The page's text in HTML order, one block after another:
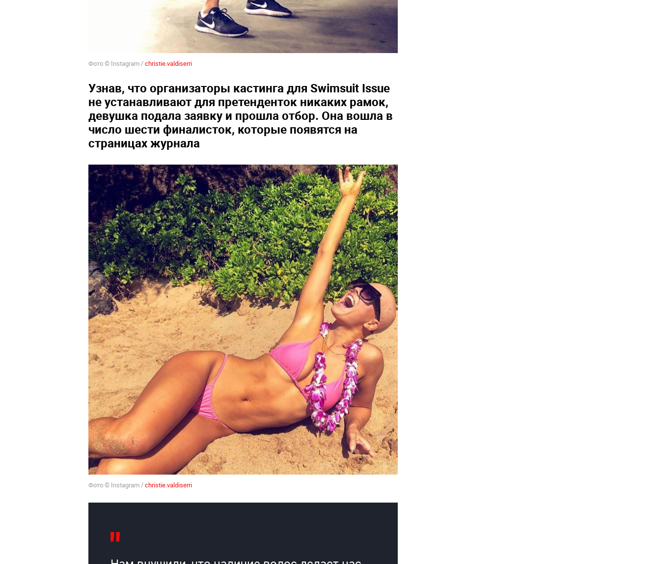
Фото © Instagram /christie.valdiserri
Узнав, что организаторы кастинга для Swimsuit Issue
не устанавливают для претенденток никаких рамок,
девушка подала заявку и прошла отбор. Она вошла в
число шести финалисток, которые появятся на
страницах журнала
Фото © Instagram /christie.valdiserri